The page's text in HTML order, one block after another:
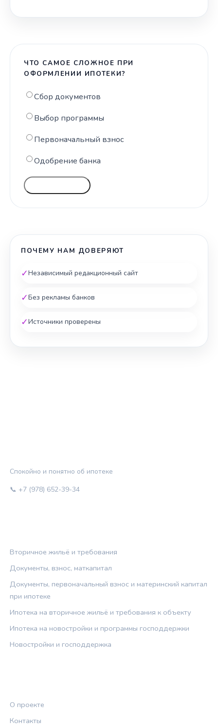
ЧТО САМОЕ СЛОЖНОЕ ПРИ
ОФОРМЛЕНИИ ИПОТЕКИ?
Сбор документов
Выбор программы
Первоначальный взнос
Одобрение банка
ПОЧЕМУ НАМ ДОВЕРЯЮТ
✓Независимый редакционный сайт
✓Без рекламы банков
✓Источники проверены
Спокойно и понятно об ипотеке
📞 +7 (978) 652-39-34
Вторичное жильё и требования
Документы, взнос, маткапитал
Документы, первоначальный взнос и материнский капитал
при ипотеке
Ипотека на вторичное жильё и требования к объекту
Ипотека на новостройки и программы господдержки
Новостройки и господдержка
О проекте
Контакты